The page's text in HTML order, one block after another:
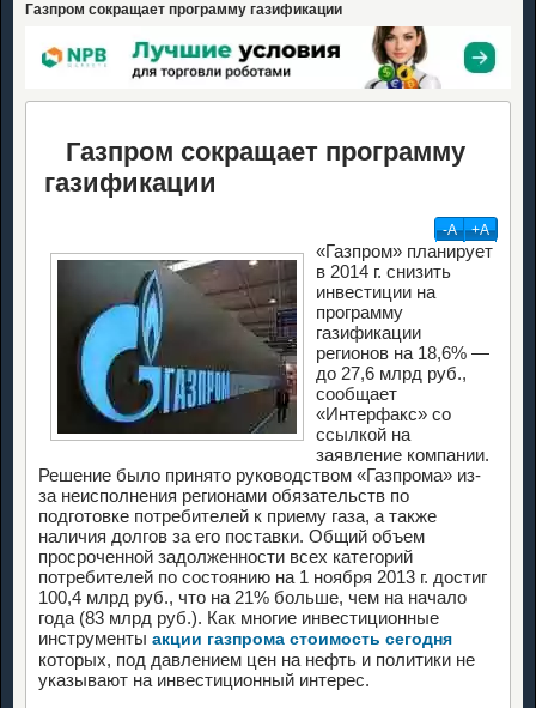
Газпром сокращает программу газификации
Газпром сокращает программу
газификации
-А +А
«Газпром» планирует
в 2014 г. снизить
инвестиции на
программу
газификации
регионов на 18,6% —
до 27,6 млрд руб.,
сообщает
«Интерфакс» со
ссылкой на
заявление компании.
Решение было принято руководством «Газпрома» из-
за неисполнения регионами обязательств по
подготовке потребителей к приему газа, а также
наличия долгов за его поставки. Общий объем
просроченной задолженности всех категорий
потребителей по состоянию на 1 ноября 2013 г. достиг
100,4 млрд руб., что на 21% больше, чем на начало
года (83 млрд руб.). Как многие инвестиционные
инструменты акции газпрома стоимость сегодня
которых, под давлением цен на нефть и политики не
указывают на инвестиционный интерес.